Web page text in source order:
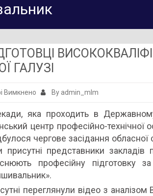
ГАЛУЗІ
Вимкнено до
АСПЕКТИ
У
ПІДГОТОВЦІ
ВИСОКОКВАЛІФІКОВАНИХ
РОБІТНИКІВ
ШВЕЙНОЇ
ГАЛУЗІ
By admin_mlm
яка проходить в
центр професійно-технічної
чергове засідання обласної
представники закладів
професійну підготовку
переглянули відео з аналізом